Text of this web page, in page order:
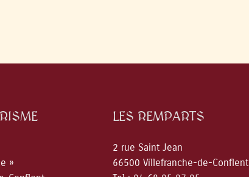
»
LES REMPARTS
2 rue Saint Jean
66500 Villefranche-de-Conflent